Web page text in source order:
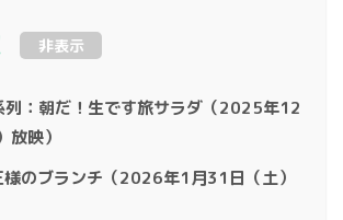
非表示
列：朝だ！生です旅サラダ（2025年12
映）
様のブランチ（2026年1月31日（土）